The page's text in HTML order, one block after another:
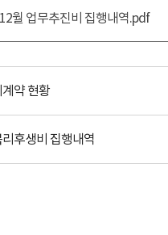
월 업무추진비 집행내역.pdf
약 현황
후생비 집행내역